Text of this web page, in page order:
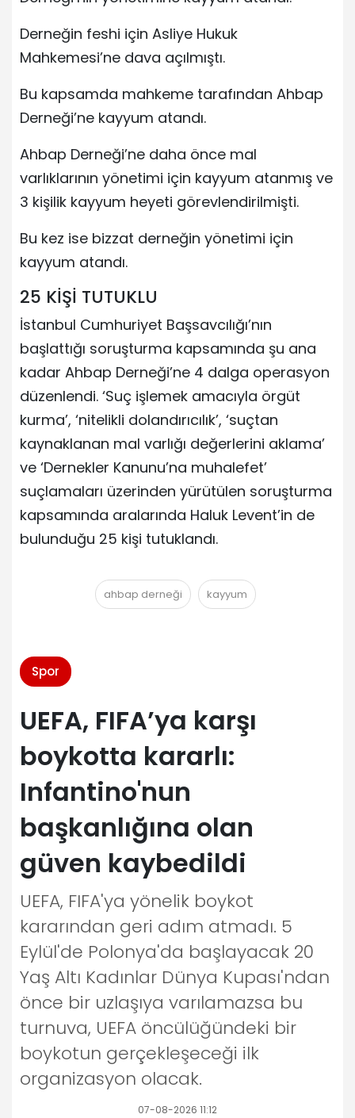
Derneğin feshi için Asliye Hukuk
Mahkemesi’ne dava açılmıştı.
Bu kapsamda mahkeme tarafından Ahbap
Derneği’ne kayyum atandı.
Ahbap Derneği’ne daha önce mal
varlıklarının yönetimi için kayyum atanmış ve
3 kişilik kayyum heyeti görevlendirilmişti.
Bu kez ise bizzat derneğin yönetimi için
kayyum atandı.
25 KİŞİ TUTUKLU
İstanbul Cumhuriyet Başsavcılığı’nın
başlattığı soruşturma kapsamında şu ana
kadar Ahbap Derneği’ne 4 dalga operasyon
düzenlendi. ‘Suç işlemek amacıyla örgüt
kurma’, ‘nitelikli dolandırıcılık’, ‘suçtan
kaynaklanan mal varlığı değerlerini aklama’
ve ‘Dernekler Kanunu’na muhalefet’
suçlamaları üzerinden yürütülen soruşturma
kapsamında aralarında Haluk Levent’in de
bulunduğu 25 kişi tutuklandı.
ahbap derneği kayyum
Spor
UEFA, FIFA’ya karşı
boykotta kararlı:
Infantino'nun
başkanlığına olan
güven kaybedildi
UEFA, FIFA'ya yönelik boykot
kararından geri adım atmadı. 5
Eylül'de Polonya'da başlayacak 20
Yaş Altı Kadınlar Dünya Kupası'ndan
önce bir uzlaşıya varılamazsa bu
turnuva, UEFA öncülüğündeki bir
boykotun gerçekleşeceği ilk
organizasyon olacak.
07-08-2026 11:12